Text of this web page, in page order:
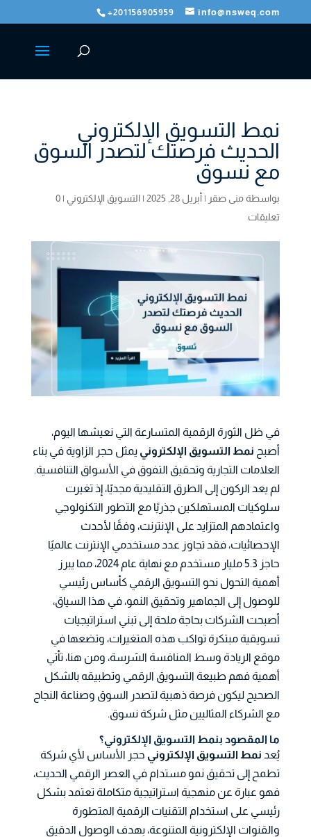
+201156905959 info@nsweq.com
نمط التسويق الإلكتروني
الحديث فرصتك لتصدر السوق
مع نسوق
بواسطةمنى صقر | أبريل 28, 2025 | التسويق الإلكتروني |
0
تعليقات
في ظل الثورة الرقمية المتسارعة التي نعيشها اليوم،
أصبح نمط التسويق الإلكتروني يمثل حجر الزاوية في بناء
العلامات التجارية وتحقيق التفوق في الأسواق التنافسية.
لم يعد الركون إلى الطرق التقليدية مجديًا، إذ تغيرت
سلوكيات المستهلكين جذريًا مع التطور التكنولوجي
واعتمادهم المتزايد على الإنترنت، وفقًا لأحدث
الإحصائيات، فقد تجاوز عدد مستخدمي الإنترنت عالميًا
حاجز 5.3 مليار مستخدم مع نهاية عام 2024، مما يبرز
أهمية التحول نحو التسويق الرقمي كأساس رئيسي
للوصول إلى الجماهير وتحقيق النمو، في هذا السياق،
أصبحت الشركات بحاجة ملحة إلى تبني استراتيجيات
تسويقية مبتكرة تواكب هذه المتغيرات، وتضعها في
موقع الريادة وسط المنافسة الشرسة، ومن هنا، تأتي
أهمية فهم طبيعة التسويق الرقمي وتطبيقه بالشكل
الصحيح ليكون فرصة ذهبية لتصدر السوق وصناعة النجاح
مع الشركاء المثاليين مثل شركة نسوق.
ما المقصود بنمط التسويق الإلكتروني؟
يُعد نمط التسويق الإلكتروني حجر الأساس لأي شركة
تطمح إلى تحقيق نمو مستدام في العصر الرقمي الحديث،
فهو عبارة عن منهجية استراتيجية متكاملة تعتمد بشكل
رئيسي على استخدام التقنيات الرقمية المتطورة
والقنوات الإلكترونية المتنوعة، بهدف الوصول الدقيق